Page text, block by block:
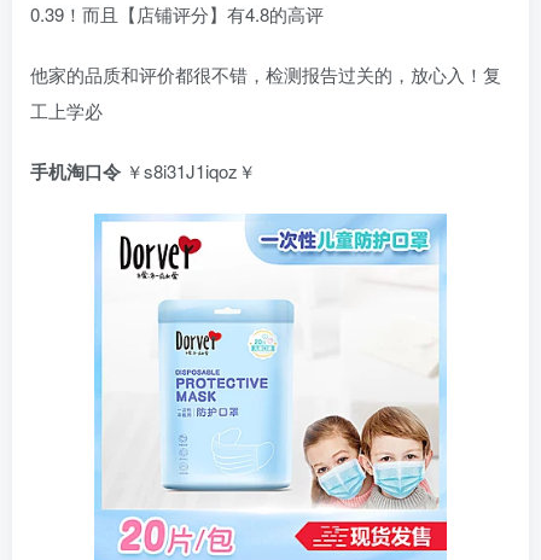
0.39！而且【店铺评分】有4.8的高评
他家的品质和评价都很不错，检测报告过关的，放心入！复
工上学必
手机淘口令 ￥s8i31J1iqoz￥